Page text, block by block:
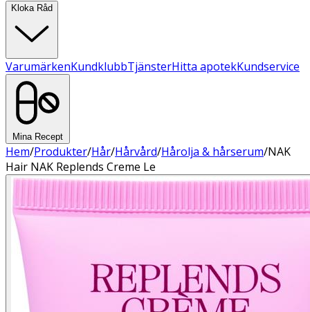
Kloka Råd
VarumärkenKundklubbTjänsterHitta apotekKundservice
Mina Recept
Hem/Produkter/Hår/Hårvård/Hårolja & hårserum/NAK
Hair NAK Replends Creme Le